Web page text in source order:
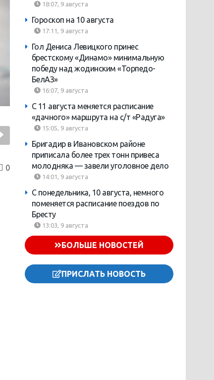
0
18:07, 9 августа
Гороскоп на 10 августа
17:11, 9 августа
Гол Дениса Левицкого принес
брестскому «Динамо» минимальную
победу над жодинским «Торпедо-
БелАЗ»
16:07, 9 августа
С 11 августа меняется расписание
«дачного» маршрута на с/т «Радуга»
15:05, 9 августа
Бригадир в Ивановском районе
приписала более трех тонн привеса
молодняка — завели уголовное дело
14:01, 9 августа
С понедельника, 10 августа, немного
поменяется расписание поездов по
Бресту
13:03, 9 августа
БОЛЬШЕ НОВОСТЕЙ
ПРИСЛАТЬ НОВОСТЬ